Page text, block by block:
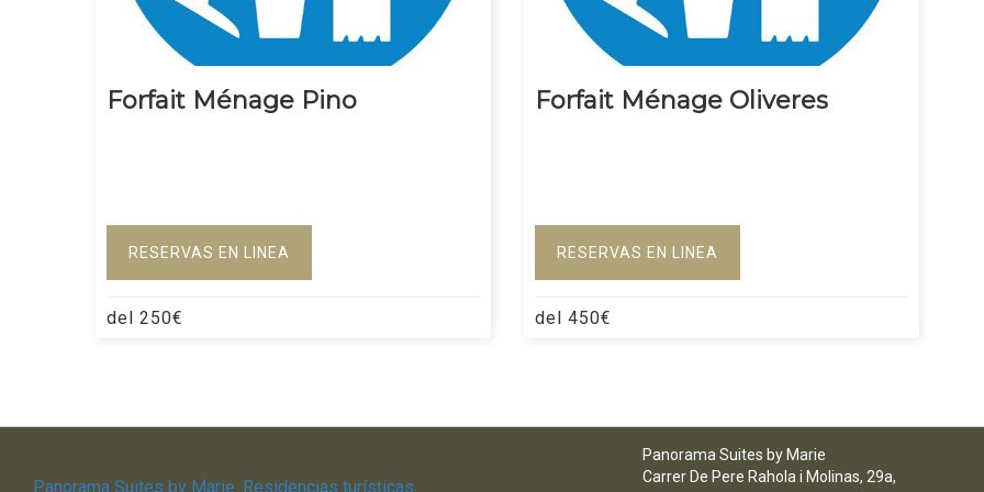
Forfait Ménage Pino
RESERVAS EN LINEA
del 250€
Forfait Ménage Oliveres
RESERVAS EN LINEA
del 450€
Panorama Suites by Marie Residencias turísticas
Panorama Suites by Marie
Carrer De Pere Rahola i Molinas, 29a,